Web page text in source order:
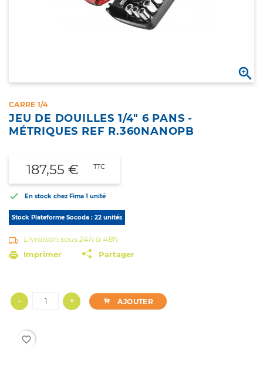

CARRE 1/4
JEU DE DOUILLES 1/4" 6 PANS -
MÉTRIQUES REF R.360NANOPB
187,55 € TTC
 En stock chez Fima 1 unité
Stock Plateforme Socoda : 22 unités
Livraison sous 24h à 48h
Imprimer
Partager
- + AJOUTER
favorite_border